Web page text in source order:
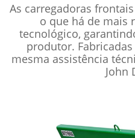
As carregadoras
o que há de mais
tecnológico,
produtor.
mesma assistência
John